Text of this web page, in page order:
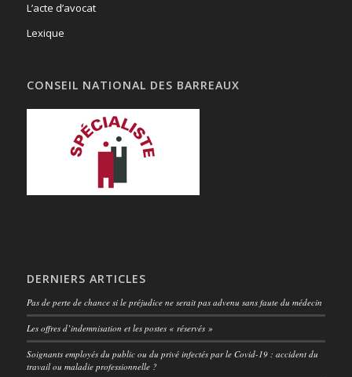
L’acte d’avocat
Lexique
CONSEIL NATIONAL DES BARREAUX
DERNIERS ARTICLES
Pas de perte de chance si le préjudice ne serait pas advenu sans faute du médecin
Les offres d’indemnisation et les postes « réservés »
Soignants employés du public ou du privé infectés par le Covid-19 : accident du
travail ou maladie professionnelle ?